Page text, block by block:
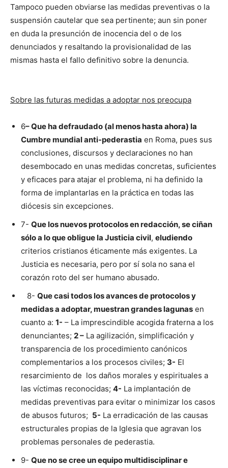
Tampoco pueden obviarse las medidas preventivas o la
suspensión cautelar que sea pertinente; aun sin poner
en duda la presunción de inocencia del o de los
denunciados y resaltando la provisionalidad de las
mismas hasta el fallo definitivo sobre la denuncia.
Sobre las futuras medidas a adoptar nos preocupa
6– Que ha defraudado (al menos hasta ahora) la
Cumbre mundial anti-pederastia en Roma, pues sus
conclusiones, discursos y declaraciones no han
desembocado en unas medidas concretas, suficientes
y eficaces para atajar el problema, ni ha definido la
forma de implantarlas en la práctica en todas las
diócesis sin excepciones.
7- Que los nuevos protocolos en redacción, se ciñan
sólo a lo que obligue la Justicia civil, eludiendo
criterios cristianos éticamente más exigentes. La
Justicia es necesaria, pero por sí sola no sana el
corazón roto del ser humano abusado.
8- Que casi todos los avances de protocolos y
medidas a adoptar, muestran grandes lagunas en
cuanto a: 1- – La imprescindible acogida fraterna a los
denunciantes; 2 – La agilización, simplificación y
transparencia de los procedimiento canónicos
complementarios a los procesos civiles; 3- El
resarcimiento de los daños morales y espirituales a
las víctimas reconocidas; 4- La implantación de
medidas preventivas para evitar o minimizar los casos
de abusos futuros; 5- La erradicación de las causas
estructurales propias de la Iglesia que agravan los
problemas personales de pederastia.
9- Que no se cree un equipo multidisciplinar e